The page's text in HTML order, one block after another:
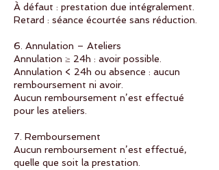
À défaut : prestation due intégralement.
Retard : séance écourtée sans réduction.
6. Annulation – Ateliers
Annulation ≥ 24h : avoir possible.
Annulation < 24h ou absence : aucun
remboursement ni avoir.
Aucun remboursement n’est effectué
pour les ateliers.
7. Remboursement
Aucun remboursement n’est effectué,
quelle que soit la prestation.